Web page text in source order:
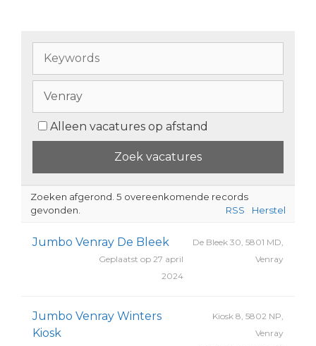
Alleen vacatures op afstand
Zoeken afgerond. 5 overeenkomende records
gevonden.
Herstel
RSS
Jumbo Venray De Bleek
De Bleek 30, 5801 MD,
Venray
Geplaatst op 27 april
2024
Jumbo Venray Winters
Kiosk
Kiosk 8, 5802 NP,
Venray